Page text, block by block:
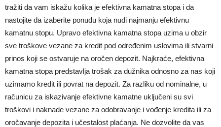
tražiti da vam iskažu kolika je efektivna kamatna stopa i da
nastojite da izaberite ponudu koja nudi najmanju efektivnu
kamatnu stopu. Upravo efektivna kamatna stopa uzima u obzir
sve troškove vezane za kredit pod određenim uslovima ili stvarni
prinos koji se ostvaruje na oročen depozit. Najkraće, efektivna
kamatna stopa predstavlja trošak za dužnika odnosno za nas koji
uzimamo kredit ili povrat na depozit. Za razliku od nominalne, u
računicu za iskazivanje efektivne kamatne uključeni su svi
troškovi i naknade vezane za odobravanje i vođenje kredita ili za
oročavanje depozita i učestalost plaćanja. Ne dozvolite da vas